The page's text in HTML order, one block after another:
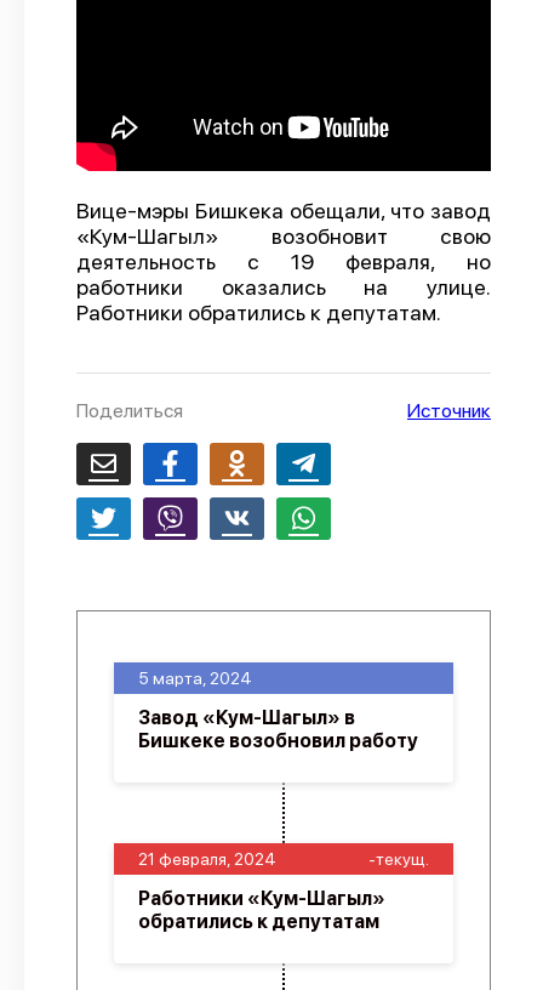
Вице-мэры Бишкека обещали, что завод
«Кум-Шагыл» возобновит свою
деятельность с 19 февраля, но
работники оказались на улице.
Работники обратились к депутатам.
Поделиться Источник
21 февраля, 2024 -текущ.
Работники «Кум-Шагыл»
обратились к депутатам
5 марта, 2024
Завод «Кум-Шагыл» в
Бишкеке возобновил работу